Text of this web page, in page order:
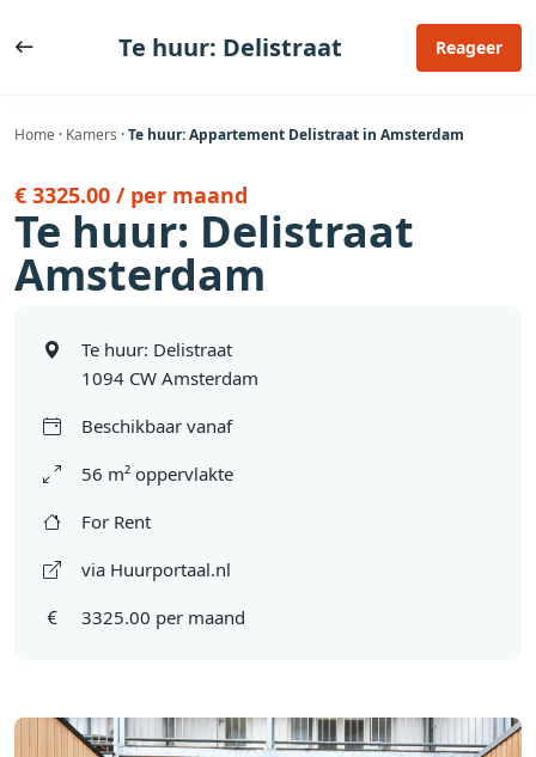
naar
Te huur: Delistraat Reageer
Home · Kamers ·Te huur: Appartement Delistraat in Amsterdam
€ 3325.00 / per maand
Te huur: Delistraat
Amsterdam
Te huur: Delistraat
1094 CW Amsterdam
Beschikbaar vanaf
56 m² oppervlakte
For Rent
via Huurportaal.nl
3325.00 per maand